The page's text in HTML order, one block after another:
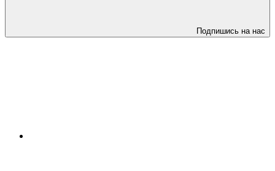
Подпишись на нас